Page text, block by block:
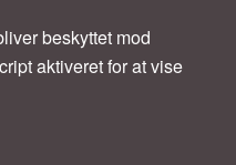
beskyttet mod
aktiveret for at vise